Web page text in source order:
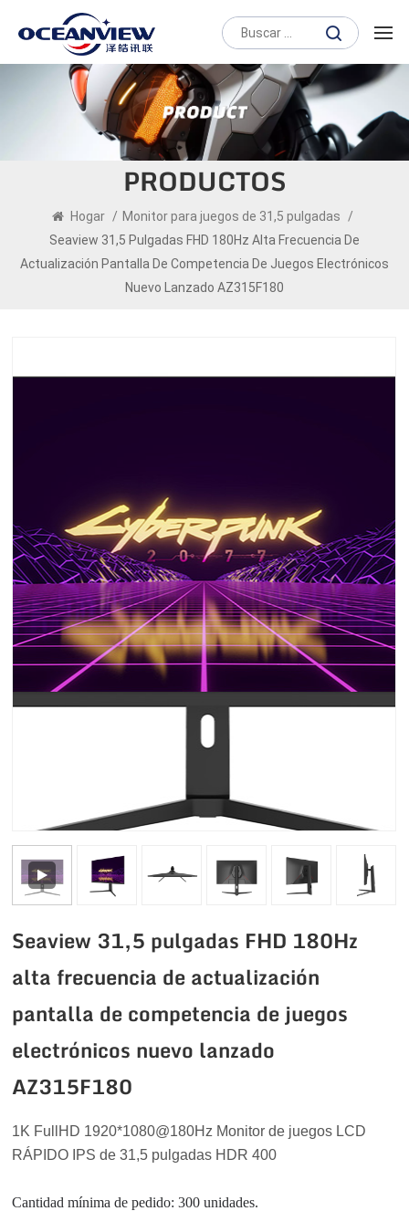
PRODUCTOS
Hogar / Monitor para juegos de 31,5 pulgadas
/
Seaview 31,5 Pulgadas FHD 180Hz Alta Frecuencia De
Actualización Pantalla De Competencia De Juegos Electrónicos
Nuevo Lanzado AZ315F180
Seaview 31,5 pulgadas FHD 180Hz
alta frecuencia de actualización
pantalla de competencia de juegos
electrónicos nuevo lanzado
AZ315F180
1K FullHD 1920*1080@180Hz Monitor de juegos LCD
RÁPIDO IPS de 31,5 pulgadas HDR 400
Cantidad mínima de pedido: 300 unidades.